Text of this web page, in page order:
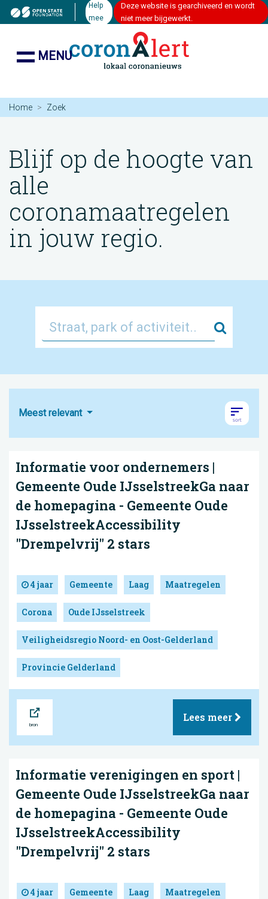
Help
mee
Deze website is gearchiveerd en wordt
niet meer bijgewerkt.
MENU
Home Zoek
Blijf op de hoogte van
alle
coronamaatregelen
in jouw regio.
Zoek
Meest relevant
Informatie voor ondernemers |
Gemeente Oude IJsselstreekGa naar
de homepagina - Gemeente Oude
IJsselstreekAccessibility
"Drempelvrij" 2 stars
4 jaar Gemeente Laag Maatregelen
Corona Oude IJsselstreek
Veiligheidsregio Noord- en Oost-Gelderland
Provincie Gelderland
Lees meer
Informatie verenigingen en sport |
Gemeente Oude IJsselstreekGa naar
de homepagina - Gemeente Oude
IJsselstreekAccessibility
"Drempelvrij" 2 stars
4 jaar Gemeente Laag Maatregelen